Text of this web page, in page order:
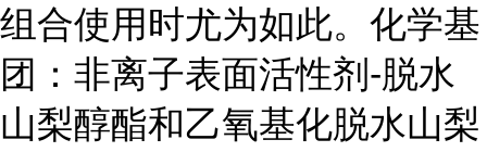
组合使用时尤为如此。化学基
团：非离子表面活性剂-脱水
山梨醇酯和乙氧基化脱水山梨